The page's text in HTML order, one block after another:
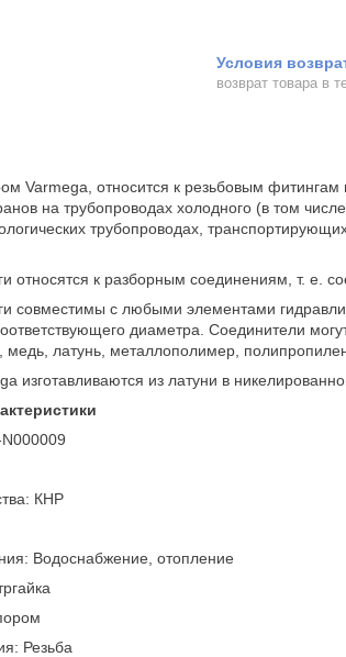
возврат товара в
Varmega, относится к резьбовым
на трубопроводах холодного (в том
трубопроводах,
относятся к разборным соединениям, т. е.
совместимы с любыми элементами
диаметра. Соединители
медь, латунь, металлополимер,
изготавливаются из латуни в
КНР
Водоснабжение, отопление
Резьба